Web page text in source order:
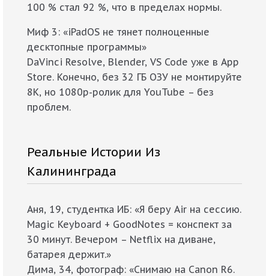
100 % стал 92 %, что в пределах нормы.
Миф 3: «iPadOS не тянет полноценные
десктопные программы»
DaVinci Resolve, Blender, VS Code уже в App
Store. Конечно, без 32 ГБ ОЗУ не монтируйте
8K, но 1080p-ролик для YouTube – без
проблем.
Реальные Истории Из
Калининграда
Аня, 19, студентка ИБ: «Я беру Air на сессию.
Magic Keyboard + GoodNotes = конспект за
30 минут. Вечером – Netflix на диване,
батарея держит.»
Дима, 34, фотограф: «Снимаю на Canon R6.